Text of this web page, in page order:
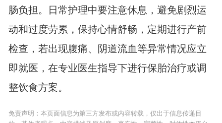
肠负担。日常护理中要注意休息，避免剧烈运
动和过度劳累，保持心情舒畅，定期进行产前
检查，若出现腹痛、阴道流血等异常情况应立
即就医，在专业医生指导下进行保胎治疗或调
整饮食方案。
免责声明：本页面信息为第三方发布或内容转载，仅出于信息传递目